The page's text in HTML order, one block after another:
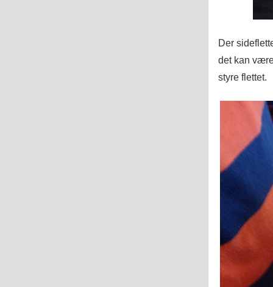
Der
det kan
styre flettet.